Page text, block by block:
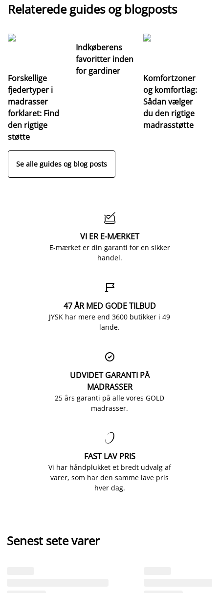
Relaterede guides og blogposts
Forskellige
fjedertyper i
madrasser
forklaret: Find
den rigtige
støtte
Indkøberens
favoritter inden
for gardiner
Komfortzoner
og komfortlag:
Sådan vælger
du den rigtige
madrasstøtte
Se alle guides og blog posts

VI ER E-MÆRKET
E-mærket er din garanti for en sikker
handel.

47 ÅR MED GODE TILBUD
JYSK har mere end 3600 butikker i 49
lande.

UDVIDET GARANTI PÅ
MADRASSER
25 års garanti på alle vores GOLD
madrasser.

FAST LAV PRIS
Vi har håndplukket et bredt udvalg af
varer, som har den samme lave pris
hver dag.
Senest sete varer